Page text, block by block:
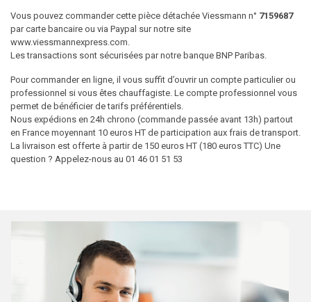
Vous pouvez commander cette pièce détachée Viessmann n° 7159687
par carte bancaire ou via Paypal sur notre site
www.viessmannexpress.com.
Les transactions sont sécurisées par notre banque BNP Paribas.
Pour commander en ligne, il vous suffit d’ouvrir un compte particulier ou
professionnel si vous êtes chauffagiste. Le compte professionnel vous
permet de bénéficier de tarifs préférentiels.
Nous expédions en 24h chrono (commande passée avant 13h) partout
en France moyennant 10 euros HT de participation aux frais de transport.
La livraison est offerte à partir de 150 euros HT (180 euros TTC) Une
question ? Appelez-nous au 01 46 01 51 53